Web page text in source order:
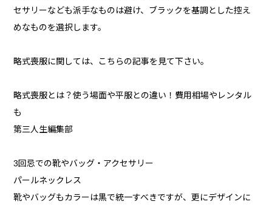
セサリーなども派手なものは避け、ブラックを基調とした控え
めなものを選択します。
略式喪服に関しては、こちらの記事を見て下さい。
略式喪服とは？使う場面や平服との違い！費用相場やレンタル
も
第三人生編集部
3回忌での靴やバッグ・アクセサリー
パールネックレス
靴やバッグもカラーは黒で統一すべきですが、更にデザインに